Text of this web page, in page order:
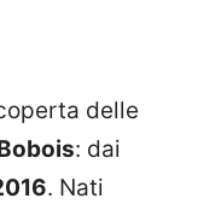
delle
: dai
. Nati